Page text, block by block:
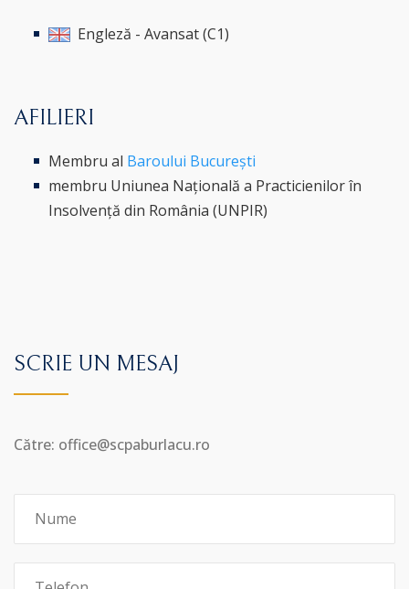
Engleză - Avansat (C1)
AFILIERI
Membru al Baroului București
membru Uniunea Națională a Practicienilor în
Insolvență din România (UNPIR)
SCRIE UN MESAJ
Către: office@scpaburlacu.ro